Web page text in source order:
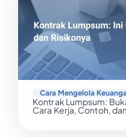
Cara Mengelola
Kontrak Lumpsum:
Cara Kerja, Contoh,